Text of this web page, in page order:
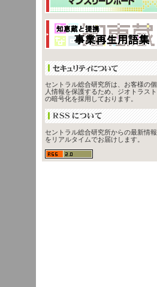
セントラル総合研究所は、お客様の個
人情報を保護するため、ジオトラスト
の暗号化を採用しております。
セントラル総合研究所からの最新情報
をリアルタイムでお届けします。